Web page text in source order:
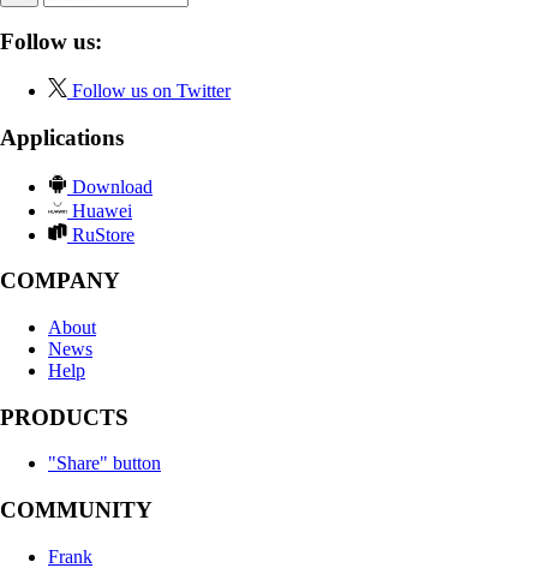
Follow us:
Follow us on Twitter
Applications
Download
Huawei
RuStore
COMPANY
About
News
Help
PRODUCTS
"Share" button
COMMUNITY
Frank